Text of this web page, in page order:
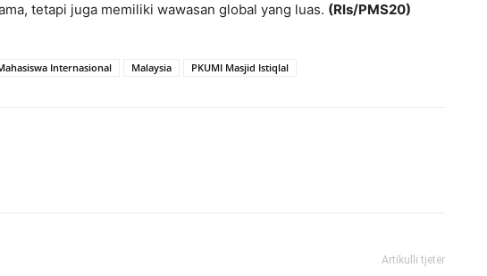
tetapi juga memiliki wawasan global yang luas. (Rls/PMS20)
Internasional Malaysia PKUMI Masjid Istiqlal
Artikulli tjetër